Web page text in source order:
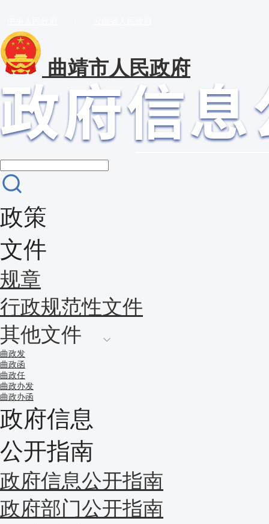
曲靖市人民政府
政策
文件
规章
行政规范性文件
其他文件
曲政发
曲政函
曲政任
曲政办发
曲政办函
政府信息
公开指南
政府信息公开指南
政府部门公开指南